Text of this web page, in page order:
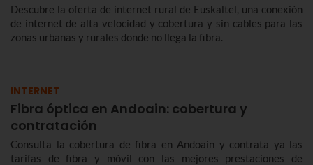
Descubre la oferta de internet rural de Euskaltel, una conexión
de internet de alta velocidad y cobertura y sin cables para las
zonas urbanas y rurales donde no llega la fibra.
INTERNET
Fibra óptica en Andoain: cobertura y
contratación
Consulta la cobertura de fibra en Andoain y contrata ya las
tarifas de fibra y móvil con las mejores prestaciones de